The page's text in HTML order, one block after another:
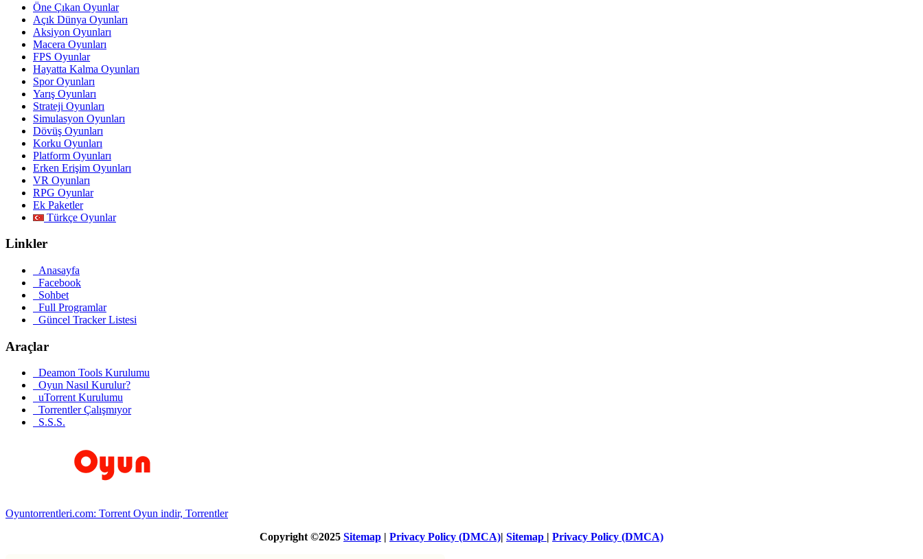
Öne Çıkan Oyunlar
Açık Dünya Oyunları
Aksiyon Oyunları
Macera Oyunları
FPS Oyunlar
Hayatta Kalma Oyunları
Spor Oyunları
Yarış Oyunları
Strateji Oyunları
Simulasyon Oyunları
Dövüş Oyunları
Korku Oyunları
Platform Oyunları
Erken Erişim Oyunları
VR Oyunları
RPG Oyunlar
Ek Paketler
Türkçe Oyunlar
Linkler
Anasayfa
Facebook
Sohbet
Full Programlar
Güncel Tracker Listesi
Araçlar
Deamon Tools Kurulumu
Oyun Nasıl Kurulur?
uTorrent Kurulumu
Torrentler Çalışmıyor
S.S.S.
Oyuntorrentleri.com: Torrent Oyun indir, Torrentler
Copyright ©2025 Sitemap | Privacy Policy (DMCA)| Sitemap | Privacy Policy (DMCA)